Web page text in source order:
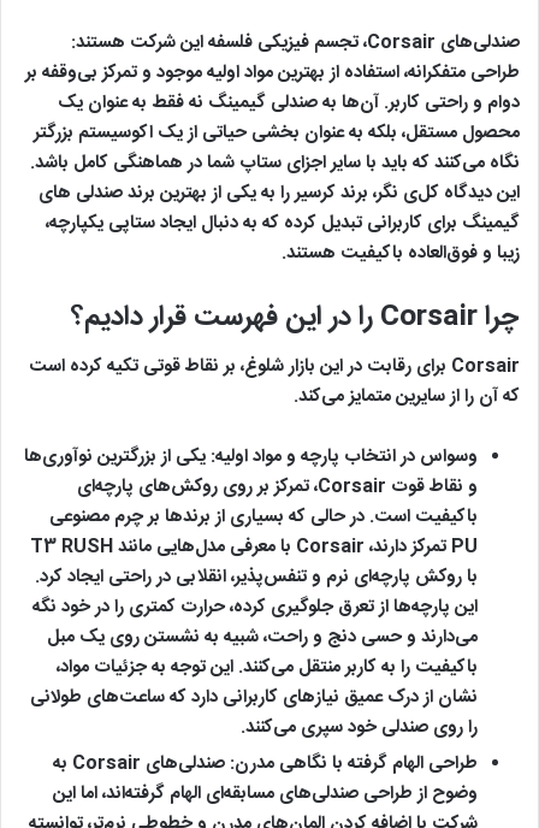
صندلی‌های Corsair، تجسم فیزیکی فلسفه این شرکت هستند:
طراحی متفکرانه، استفاده از بهترین مواد اولیه موجود و تمرکز بی‌وقفه بر
دوام و راحتی کاربر. آن‌ها به صندلی گیمینگ نه فقط به عنوان یک
محصول مستقل، بلکه به عنوان بخشی حیاتی از یک اکوسیستم بزرگتر
نگاه می‌کنند که باید با سایر اجزای ستاپ شما در هماهنگی کامل باشد.
این دیدگاه کل‌ی نگر، برند کرسیر را به یکی از بهترین برند صندلی های
گیمینگ برای کاربرانی تبدیل کرده که به دنبال ایجاد ستاپی یکپارچه،
زیبا و فوق‌العاده باکیفیت هستند.
چرا Corsair را در این فهرست قرار دادیم؟
Corsair برای رقابت در این بازار شلوغ، بر نقاط قوتی تکیه کرده است
که آن را از سایرین متمایز می‌کند.
وسواس در انتخاب پارچه و مواد اولیه: یکی از بزرگترین نوآوری‌ها
و نقاط قوت Corsair، تمرکز بر روی روکش‌های پارچه‌ای
باکیفیت است. در حالی که بسیاری از برندها بر چرم مصنوعی
PU تمرکز دارند، Corsair با معرفی مدل‌هایی مانند T3 RUSH
با روکش پارچه‌ای نرم و تنفس‌پذیر، انقلابی در راحتی ایجاد کرد.
این پارچه‌ها از تعرق جلوگیری کرده، حرارت کمتری را در خود نگه
می‌دارند و حسی دنج و راحت، شبیه به نشستن روی یک مبل
باکیفیت را به کاربر منتقل می‌کنند. این توجه به جزئیات مواد،
نشان از درک عمیق نیازهای کاربرانی دارد که ساعت‌های طولانی
را روی صندلی خود سپری می‌کنند.
طراحی الهام‌ گرفته با نگاهی مدرن:
صندلی‌های Corsair به
وضوح از طراحی صندلی‌های مسابقه‌ای الهام گرفته‌اند، اما این